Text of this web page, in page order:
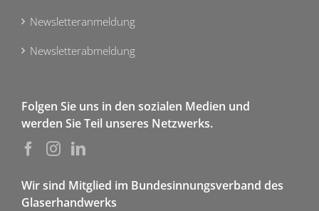
Newsletteranmeldung
Newsletterabmeldung
Folgen Sie uns in den sozialen Medien und
werden Sie Teil unseres Netzwerks.
Wir sind Mitglied im Bundesinnungsverband des
Glaserhandwerks